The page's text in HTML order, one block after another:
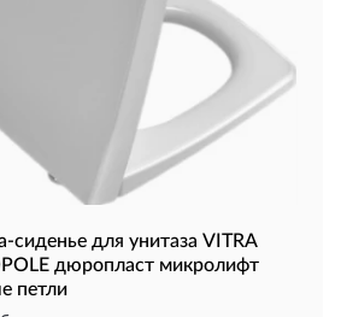
сиденье для унитаза VITRA
дюропласт микролифт
петли